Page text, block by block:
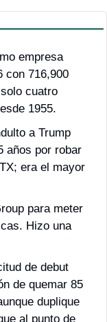
empresa
con 716,900
cuatro
1955.
a Trump
años por robar
era el mayor
para meter
Hizo una
de debut
de quemar 85
duplique
al punto de